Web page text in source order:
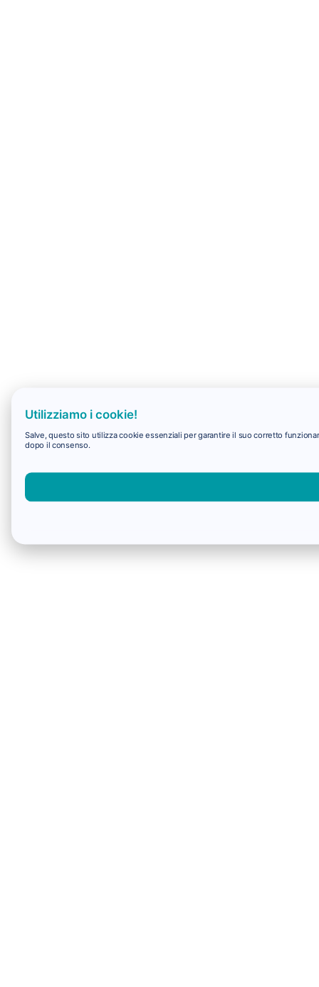
Utilizziamo i cookie!
Salve, questo sito utilizza cookie essenziali per garantire il suo corretto
dopo il consenso.